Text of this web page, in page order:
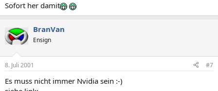
Sofort her damit
BranVan
Ensign
8. Juli 2001 #7
Es muss nicht immer Nvidia sein :-)